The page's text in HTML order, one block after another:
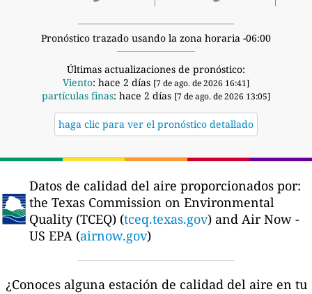
Pronóstico trazado usando la zona horaria -06:00
Últimas actualizaciones de pronóstico:
Viento: hace 2 días [7 de ago. de 2026 16:41]
partículas finas: hace 2 días [7 de ago. de 2026 13:05]
haga clic para ver el pronóstico detallado
Datos de calidad del aire proporcionados por:
the Texas Commission on Environmental
Quality (TCEQ) (tceq.texas.gov) and Air Now -
US EPA (airnow.gov)
¿Conoces alguna estación de calidad del aire en tu